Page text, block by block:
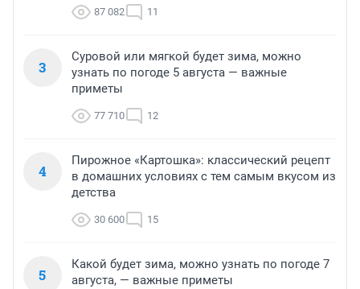
87 082 11
3
Суровой или мягкой будет зима, можно
узнать по погоде 5 августа — важные
приметы
77 710 12
4
Пирожное «Картошка»: классический рецепт
в домашних условиях с тем самым вкусом из
детства
30 600 15
5
Какой будет зима, можно узнать по погоде 7
августа, — важные приметы